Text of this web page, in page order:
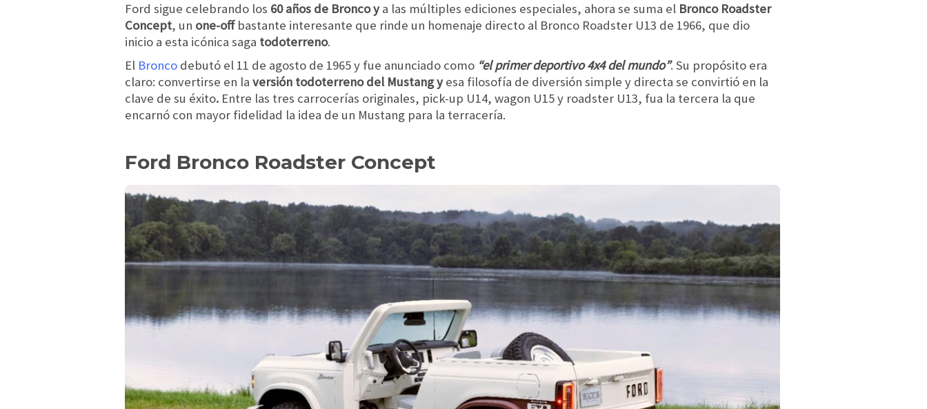
Ford sigue celebrando los 60 años de Bronco ya las múltiples ediciones especiales, ahora se suma el Bronco Roadster
Concept, un one-off bastante interesante que rinde un homenaje directo al Bronco Roadster U13 de 1966, que dio
inicio a esta icónica saga todoterreno.
El Bronco debutó el 11 de agosto de 1965 y fue anunciado como “el primer deportivo 4x4 del mundo”. Su propósito era
claro: convertirse en la versión todoterreno del Mustang yesa filosofía de diversión simple y directa se convirtió en la
clave de su éxito. Entre las tres carrocerías originales, pick-up U14, wagon U15 y roadster U13, fua la tercera la que
encarnó con mayor fidelidad la idea de un Mustang para la terracería.
Ford Bronco Roadster Concept